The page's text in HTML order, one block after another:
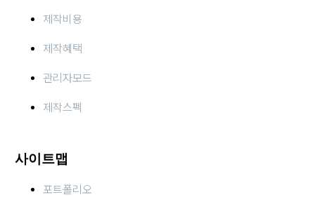
제작비용
제작혜택
관리자모드
제작스펙
사이트맵
포트폴리오